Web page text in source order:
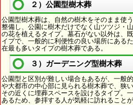
２）公園型樹木葬
公園型樹木葬は、自然の樹木をそのまま使
整備し、公園に樹木だけでなく山ツツジ・
の花を植えるタイプ。墓石がない以外は、
イプで、一般的に利便性の良い場所にある
在最も多いタイプの樹木葬である。
３）ガーデニング型樹木葬
公園型と区別が難しい場合もあるが、一般
や大都市の中心部に見られる樹木葬で、狭
その近くに埋葬スペースを設けるタイプ。
あるため、参拝する人が気軽に訪れること